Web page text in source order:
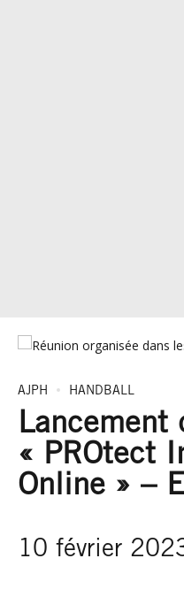
AJPH HANDBALL
Lancement
« PROtect
Online » –
10 février